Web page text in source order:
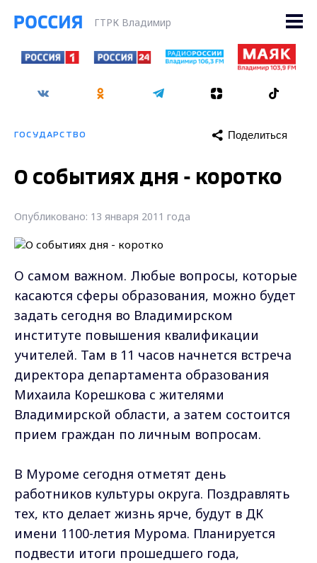
ГТРК Владимир
ГОСУДАРСТВО Поделиться
О событиях дня - коротко
Опубликовано: 13 января 2011 года
О самом важном. Любые вопросы, которые
касаются сферы образования, можно будет
задать сегодня во Владимирском
институте повышения квалификации
учителей. Там в 11 часов начнется встреча
директора департамента образования
Михаила Корешкова с жителями
Владимирской области, а затем состоится
прием граждан по личным вопросам.
В Муроме сегодня отметят день
работников культуры округа. Поздравлять
тех, кто делает жизнь ярче, будут в ДК
имени 1100-летия Мурома. Планируется
подвести итоги прошедшего года,